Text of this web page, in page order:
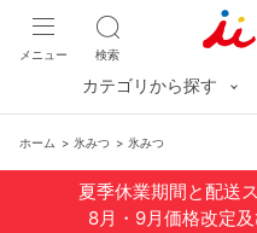
検索
メニュー
カテゴリから探す
ホーム > 氷みつ > 氷みつ
夏季休業期間と配送
8月・9月価格改定